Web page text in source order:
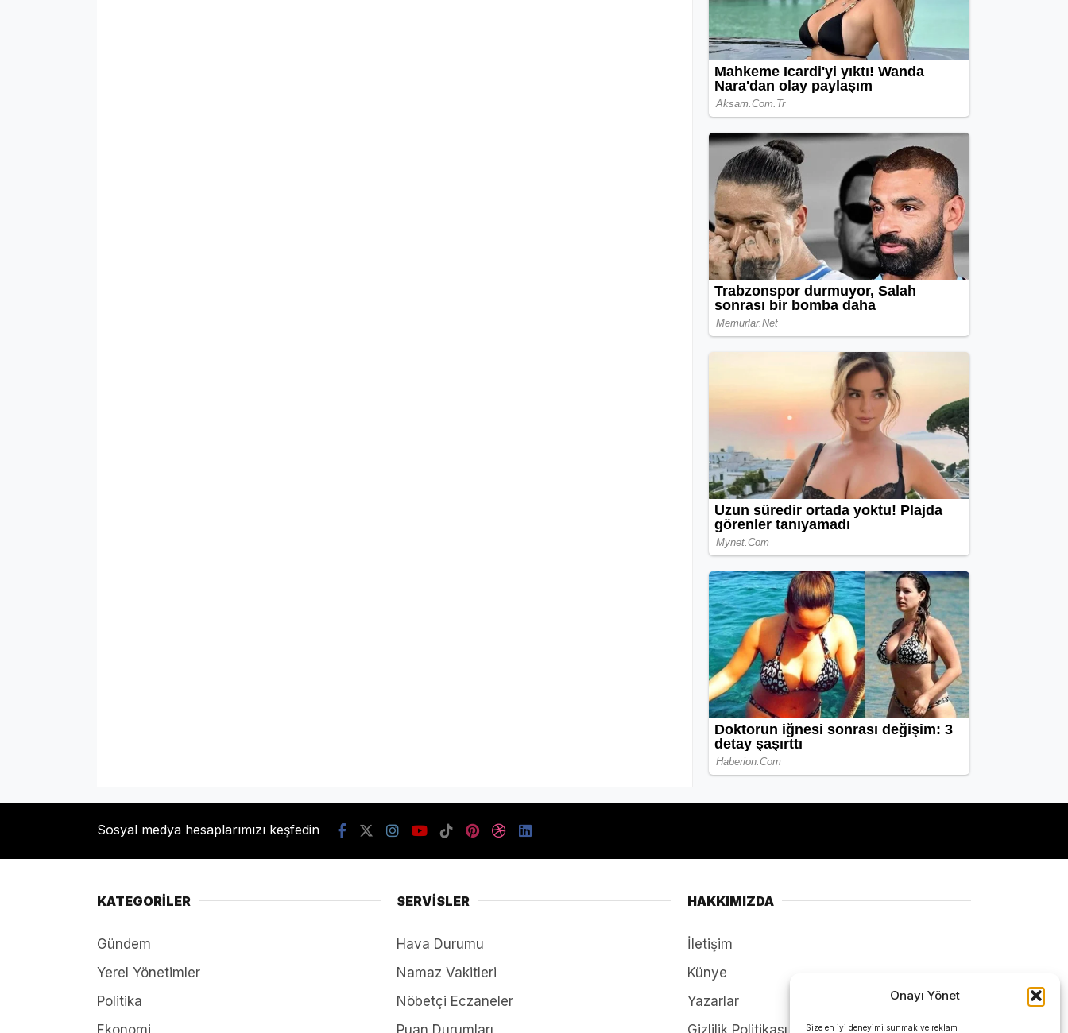
Onayı Yönet
Size en iyi deneyimi sunmak ve reklam
Sosyal medya hesaplarımızı keşfedin
KATEGORİLER
Gündem
Yerel Yönetimler
Politika
Ekonomi
SERVİSLER
Hava Durumu
Namaz Vakitleri
Nöbetçi Eczaneler
Puan Durumları
HAKKIMIZDA
İletişim
Künye
Yazarlar
Gizlilik Politikası